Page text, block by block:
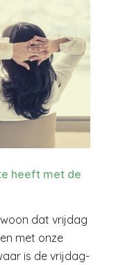
heeft met de
dat vrijdag
met onze
is de vrijdag-